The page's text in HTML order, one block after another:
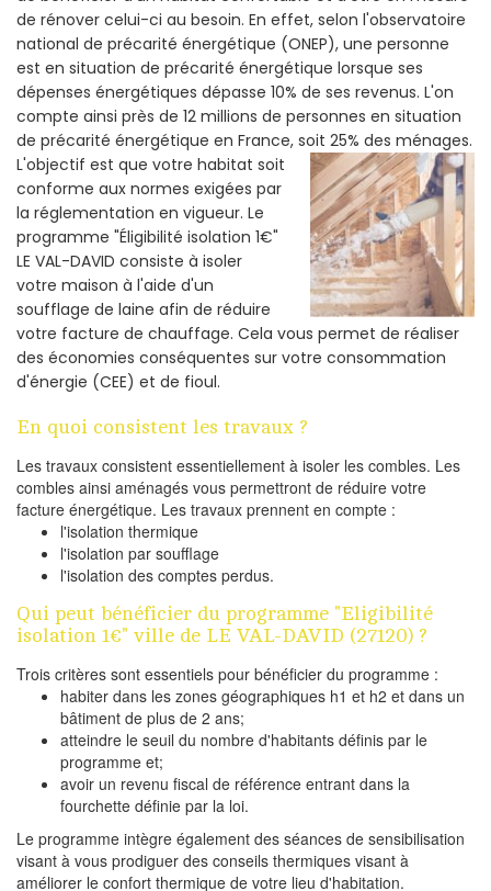
de rénover celui-ci au besoin. En effet, selon l'observatoire
national de précarité énergétique (ONEP), une personne
est en situation de précarité énergétique lorsque ses
dépenses énergétiques dépasse 10% de ses revenus. L'on
compte ainsi près de 12 millions de personnes en situation
de précarité énergétique en France, soit 25% des ménages.
L'objectif est que votre habitat soit
conforme aux normes exigées par
la réglementation en vigueur. Le
programme "Éligibilité isolation 1€"
LE VAL-DAVID consiste à isoler
votre maison à l'aide d'un
soufflage de laine afin de réduire
votre facture de chauffage. Cela vous permet de réaliser
des économies conséquentes sur votre consommation
d'énergie (CEE) et de fioul.
En quoi consistent les travaux ?
Les travaux consistent essentiellement à isoler les combles. Les
combles ainsi aménagés vous permettront de réduire votre
facture énergétique. Les travaux prennent en compte :
l'isolation thermique
l'isolation par soufflage
l'isolation des comptes perdus.
Qui peut bénéficier du programme "Eligibilité
isolation 1€" ville de LE VAL-DAVID (27120) ?
Trois critères sont essentiels pour bénéficier du programme :
habiter dans les zones géographiques h1 et h2 et dans un
bâtiment de plus de 2 ans;
atteindre le seuil du nombre d'habitants définis par le
programme et;
avoir un revenu fiscal de référence entrant dans la
fourchette définie par la loi.
Le programme intègre également des séances de sensibilisation
visant à vous prodiguer des conseils thermiques visant à
améliorer le confort thermique de votre lieu d'habitation.